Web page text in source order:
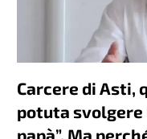
Carcere di Asti,
potuta svolgere
papà”. Ma